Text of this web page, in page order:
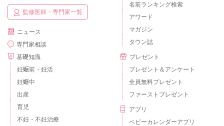
監修医師・専門家一覧
ニュース
専門家相談
基礎知識
妊娠前・妊活
妊娠中
出産
育児
不妊・不妊治療
名前ランキング検索
アワード
マガジン
タウン誌
プレゼント
プレゼント＆アンケート
全員無料プレゼント
ファーストプレゼント
アプリ
ベビーカレンダーアプリ